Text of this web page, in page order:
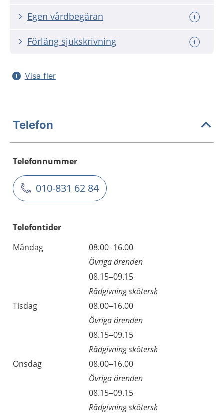
Egen vårdbegäran
Förläng sjukskrivning
Visa fler
Telefon
Telefonnummer
010-831 62 84
Telefontider
Måndag
08.00–16.00
Övriga ärenden
08.15–09.15
Rådgivning skötersk
Tisdag
08.00–16.00
Övriga ärenden
08.15–09.15
Rådgivning skötersk
Onsdag
08.00–16.00
Övriga ärenden
08.15–09.15
Rådgivning skötersk